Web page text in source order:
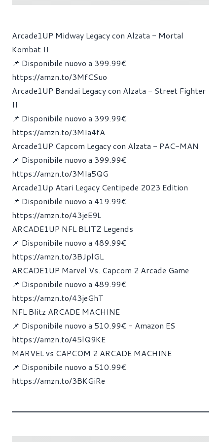
Arcade1UP Midway Legacy con Alzata - Mortal
Kombat II
📌 Disponibile nuovo a 399.99€
https://amzn.to/3MfCSuo
Arcade1UP Bandai Legacy con Alzata - Street Fighter
II
📌 Disponibile nuovo a 399.99€
https://amzn.to/3MIa4fA
Arcade1UP Capcom Legacy con Alzata - PAC-MAN
📌 Disponibile nuovo a 399.99€
https://amzn.to/3MIa5QG
Arcade1Up Atari Legacy Centipede 2023 Edition
📌 Disponibile nuovo a 419.99€
https://amzn.to/43jeE9L
ARCADE1UP NFL BLITZ Legends
📌 Disponibile nuovo a 489.99€
https://amzn.to/3BJplGL
ARCADE1UP Marvel Vs. Capcom 2 Arcade Game
📌 Disponibile nuovo a 489.99€
https://amzn.to/43jeGhT
NFL Blitz ARCADE MACHINE
📌 Disponibile nuovo a 510.99€ - Amazon ES
https://amzn.to/45lQ9KE
MARVEL vs CAPCOM 2 ARCADE MACHINE
📌 Disponibile nuovo a 510.99€
https://amzn.to/3BKGiRe